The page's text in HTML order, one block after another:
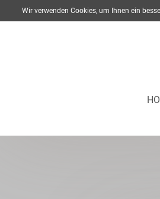
Wir verwenden Cookies, um Ihnen ein